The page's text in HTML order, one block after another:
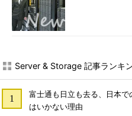
Server & Storage 記事ランキ
富士通も日立も去る、日本
はいかない理由